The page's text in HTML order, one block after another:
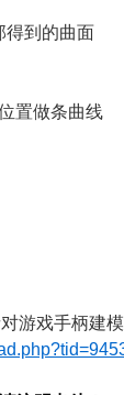
得到的曲面
置做条曲线
游戏手柄建